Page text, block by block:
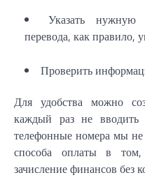
Указать
перевода, как правило,
Проверить
Для удобства можно
каждый раз не
телефонные номера мы
способа оплаты в том,
зачисление финансов без